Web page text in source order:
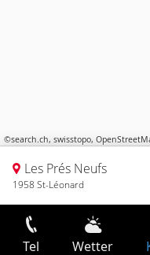
©search.ch, swisstopo,
Les Prés Neufs
1958 St-Léonard
Tel Wetter